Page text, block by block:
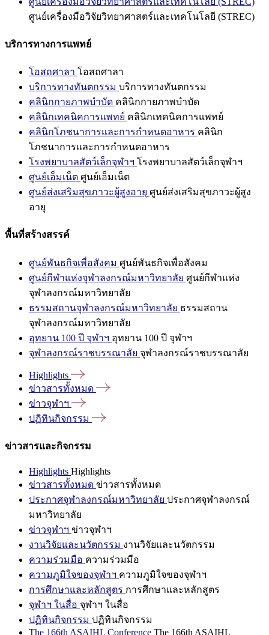
ศูนย์เครื่องมือวิจัยวิทยาศาสตร์และเทคโนโลยี (STREC)
บริการทางการแพทย์
โอสถศาลา โอสถศาลา
บริการทางทันตกรรม บริการทางทันตกรรม
คลินิกกายภาพบำบัด คลินิกกายภาพบำบัด
คลินิกเทคนิคการแพทย์ คลินิกเทคนิคการแพทย์
คลินิกโภชนาการและการกำหนดอาหาร คลินิก
โภชนาการและการกำหนดอาหาร
โรงพยาบาลสัตว์เล็กจุฬาฯ โรงพยาบาลสัตว์เล็กจุฬาฯ
ศูนย์เอ็มเน็ต ศูนย์เอ็มเน็ต
ศูนย์ส่งเสริมสุขภาวะผู้สูงอายุ ศูนย์ส่งเสริมสุขภาวะผู้สูง
อายุ
พื้นที่สร้างสรรค์
ศูนย์พันธกิจเพื่อสังคม ศูนย์พันธกิจเพื่อสังคม
ศูนย์กีฬาแห่งจุฬาลงกรณ์มหาวิทยาลัย ศูนย์กีฬาแห่ง
จุฬาลงกรณ์มหาวิทยาลัย
ธรรมสถานจุฬาลงกรณ์มหาวิทยาลัย ธรรมสถาน
จุฬาลงกรณ์มหาวิทยาลัย
อุทยาน 100 ปี จุฬาฯ อุทยาน 100 ปี จุฬาฯ
จุฬาลงกรณ์ราชบรรณาลัย จุฬาลงกรณ์ราชบรรณาลัย
Highlights
ข่าวสารทั้งหมด
ข่าวจุฬาฯ
ปฏิทินกิจกรรม
ข่าวสารและกิจกรรม
Highlights Highlights
ข่าวสารทั้งหมด ข่าวสารทั้งหมด
ประกาศจุฬาลงกรณ์มหาวิทยาลัย ประกาศจุฬาลงกรณ์
มหาวิทยาลัย
ข่าวจุฬาฯ ข่าวจุฬาฯ
งานวิจัยและนวัตกรรม งานวิจัยและนวัตกรรม
ความร่วมมือ ความร่วมมือ
ความภูมิใจของจุฬาฯ ความภูมิใจของจุฬาฯ
การศึกษาและหลักสูตร การศึกษาและหลักสูตร
จุฬาฯ ในสื่อ จุฬาฯ ในสื่อ
ปฏิทินกิจกรรม ปฏิทินกิจกรรม
The 166th ASAIHL Conference The 166th ASAIHL